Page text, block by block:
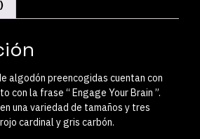
algodón preencogidas cuentan con
con la frase “ Engage Your Brain ”.
una variedad de tamaños y tres
cardinal y gris carbón.